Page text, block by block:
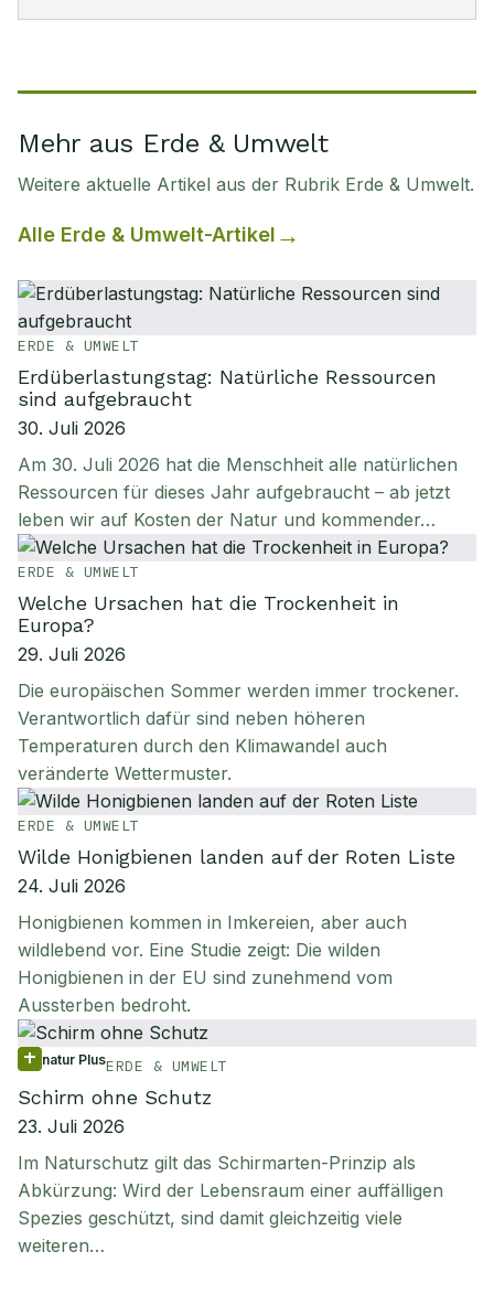
Mehr aus Erde & Umwelt
Weitere aktuelle Artikel aus der Rubrik Erde & Umwelt.
Alle Erde & Umwelt-Artikel
ERDE & UMWELT
Erdüberlastungstag: Natürliche Ressourcen
sind aufgebraucht
30. Juli 2026
Am 30. Juli 2026 hat die Menschheit alle natürlichen
Ressourcen für dieses Jahr aufgebraucht – ab jetzt
leben wir auf Kosten der Natur und kommender…
ERDE & UMWELT
Welche Ursachen hat die Trockenheit in
Europa?
29. Juli 2026
Die europäischen Sommer werden immer trockener.
Verantwortlich dafür sind neben höheren
Temperaturen durch den Klimawandel auch
veränderte Wettermuster.
ERDE & UMWELT
Wilde Honigbienen landen auf der Roten Liste
24. Juli 2026
Honigbienen kommen in Imkereien, aber auch
wildlebend vor. Eine Studie zeigt: Die wilden
Honigbienen in der EU sind zunehmend vom
Aussterben bedroht.
natur PlusERDE & UMWELT
Schirm ohne Schutz
23. Juli 2026
Im Naturschutz gilt das Schirmarten-Prinzip als
Abkürzung: Wird der Lebensraum einer auffälligen
Spezies geschützt, sind damit gleichzeitig viele
weiteren…